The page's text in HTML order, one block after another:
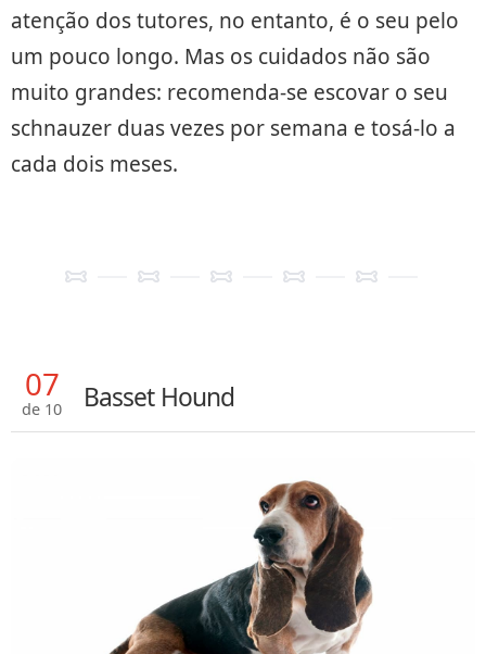
atenção dos tutores, no entanto, é o seu pelo
um pouco longo. Mas os cuidados não são
muito grandes: recomenda-se escovar o seu
schnauzer duas vezes por semana e tosá-lo a
cada dois meses.
07
de 10 Basset Hound